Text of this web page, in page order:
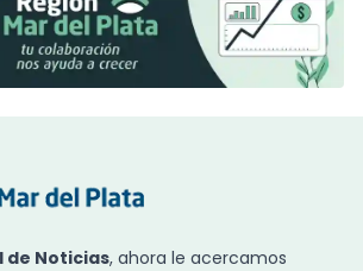
de Noticias, ahora le acercamos